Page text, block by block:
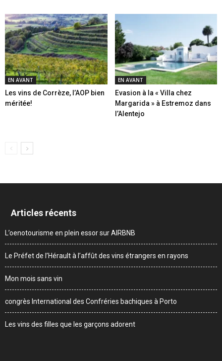
EN AVANT
Les vins de Corrèze, l’AOP bien
méritée!
EN AVANT
Evasion à la « Villa chez
Margarida » à Estremoz dans
l’Alentejo
Articles récents
L’oenotourisme en plein essor sur AIRBNB
Le Préfet de l’Hérault à l’affût des vins étrangers en rayons
Mon mois sans vin
congrès International des Confréries bachiques à Porto
Les vins des filles que les garçons adorent